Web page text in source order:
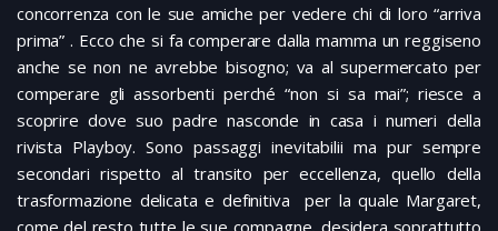
concorrenza con le sue amiche per vedere chi di loro “arriva
prima” . Ecco che si fa comperare dalla mamma un reggiseno
anche se non ne avrebbe bisogno; va al supermercato per
comperare gli assorbenti perché “non si sa mai”; riesce a
scoprire dove suo padre nasconde in casa i numeri della
rivista Playboy. Sono passaggi inevitabilii ma pur sempre
secondari rispetto al transito per eccellenza, quello della
trasformazione delicata e definitiva per la quale Margaret,